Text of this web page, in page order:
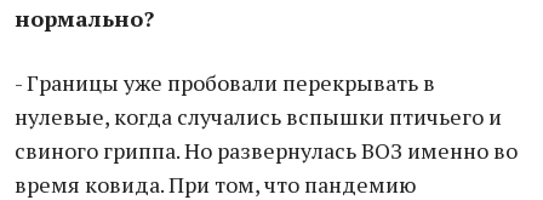
нормально?
- Границы уже пробовали перекрывать в
нулевые, когда случались вспышки птичьего и
свиного гриппа. Но развернулась ВОЗ именно во
время ковида. При том, что пандемию